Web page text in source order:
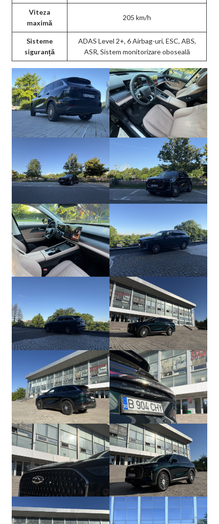
Viteza
maximă
205 km/h
Sisteme
siguranță
ADAS Level 2+, 6 Airbag-uri, ESC, ABS,
ASR, Sistem monitorizare oboseală